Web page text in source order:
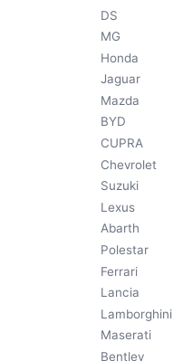
DS
MG
Honda
Jaguar
Mazda
BYD
CUPRA
Chevrolet
Suzuki
Lexus
Abarth
Polestar
Ferrari
Lancia
Lamborghini
Maserati
Bentley